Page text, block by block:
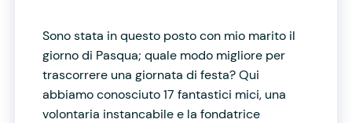
Sono stata in questo posto con mio marito il
giorno di Pasqua; quale modo migliore per
trascorrere una giornata di festa? Qui
abbiamo conosciuto 17 fantastici mici, una
volontaria instancabile e la fondatrice